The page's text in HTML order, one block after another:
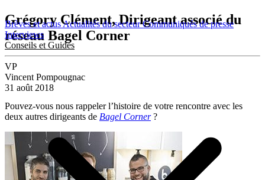
Brèves et actusActualités du secteurCommuniqués de presse
Interviews
Conseils et Guides
Grégory Clément, Dirigeant associé du
réseau Bagel Corner
VP
Vincent Pompougnac
31 août 2018
Pouvez-vous nous rappeler l’histoire de votre rencontre avec les
deux autres dirigeants de Bagel Corner?